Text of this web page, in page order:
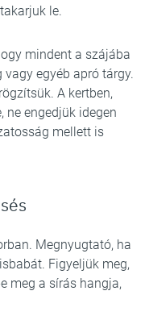
le.
mindent a szájába
vagy egyéb apró tárgy.
A kertben,
ne engedjük idegen
mellett is
Megnyugtató, ha
Figyeljük meg,
meg a sírás hangja,